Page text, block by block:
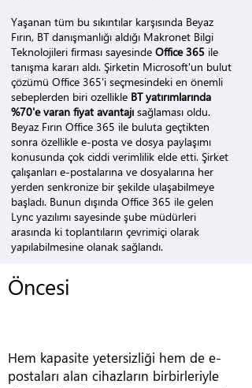
Yaşanan tüm bu sıkıntılar karşısında Beyaz
Fırın, BT danışmanlığı aldığı Makronet Bilgi
Teknolojileri firması sayesinde Office 365 ile
tanışma kararı aldı. Şirketin Microsoft'un bulut
çözümü Office 365'i seçmesindeki en önemli
sebeplerden biri ozellikle BT yatırımlarında
%70'e varan fiyat avantajı sağlaması oldu.
Beyaz Fırın Office 365 ile buluta geçtikten
sonra özellikle e-posta ve dosya paylaşımı
konusunda çok ciddi verimlilik elde etti. Şirket
çalışanları e-postalarına ve dosyalarına her
yerden senkronize bir şekilde ulaşabilmeye
başladı. Bunun dışında Office 365 ile gelen
Lync yazılımı sayesinde şube müdürleri
arasında ki toplantıların çevrimiçi olarak
yapılabilmesine olanak sağlandı.
Öncesi
Hem kapasite yetersizliği hem de e-
postaları alan cihazların birbirleriyle